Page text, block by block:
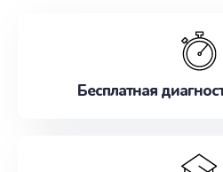
наилучшим образом. Не
Бесплатная